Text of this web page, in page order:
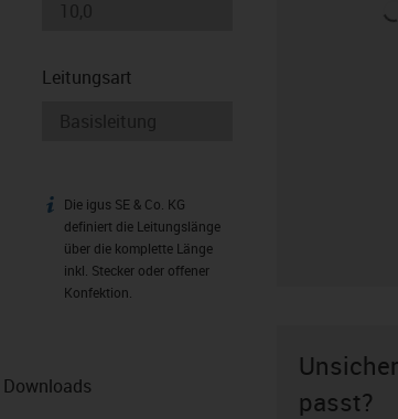
Leitungsart
igus-icon-info
Die igus SE & Co. KG
definiert die Leitungslänge
über die komplette Länge
inkl. Stecker oder offener
Konfektion.
Downloads
passt?